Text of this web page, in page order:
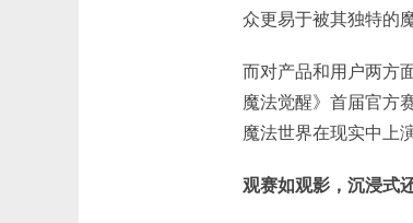
众更易于被其独特的
而对产品和用户两方
魔法觉醒》首届官方
魔法世界在现实中上
观赛如观影，沉浸式